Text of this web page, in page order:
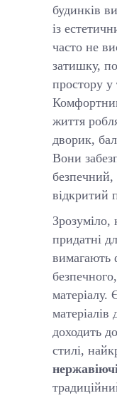
будинків
із
часто не
затишку,
простору у
життя
дворик,
Вони
відкритий
Зрозуміло,
придатні
вимагають
матеріалу.
доходить
стилі,